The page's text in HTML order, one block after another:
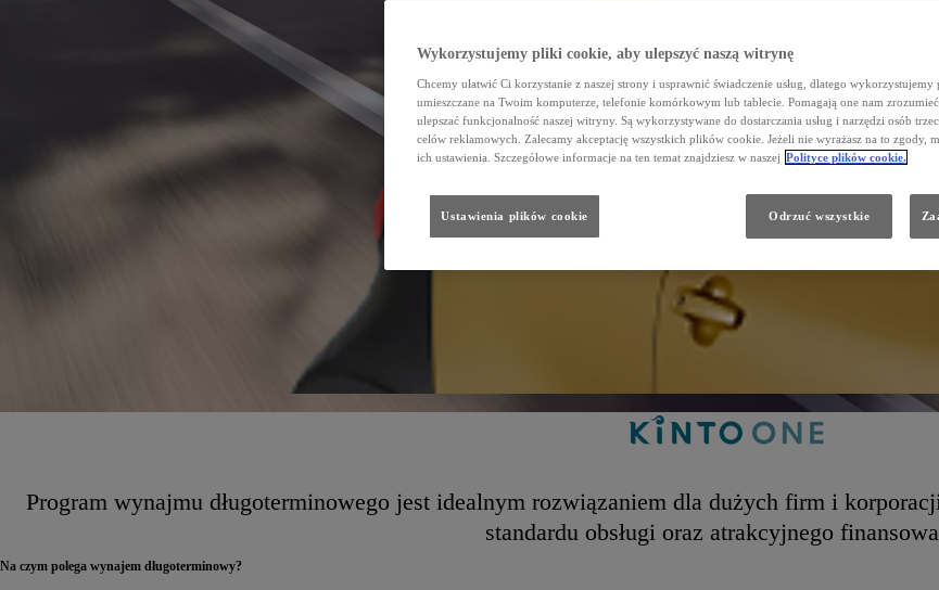
Program wynajmu długoterminowego jest idealnym rozwiązaniem dla dużych firm i
standardu obsługi oraz atrakcyjnego
Na czym polega wynajem długoterminowy?
Wykorzystujemy pliki cookie, aby ulepszyć naszą witrynę
Chcemy ułatwić Ci korzystanie z naszej strony i usprawnić świadczenie usług, dlatego
umieszczane na Twoim komputerze, telefonie komórkowym lub tablecie. Pomagają one nam
ulepszać funkcjonalność naszej witryny. Są wykorzystywane do dostarczania usług i narzędzi osób
celów reklamowych. Zalecamy akceptację wszystkich plików cookie. Jeżeli nie wyrażasz na to zgody,
ich ustawienia. Szczegółowe informacje na ten temat znajdziesz w naszej Polityce plików cookie.
Ustawienia plików cookie Odrzuć wszystkie